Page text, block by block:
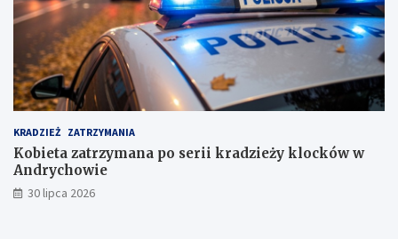
KRADZIEŻ ZATRZYMANIA
Kobieta zatrzymana po serii kradzieży klocków w
Andrychowie
30 lipca 2026